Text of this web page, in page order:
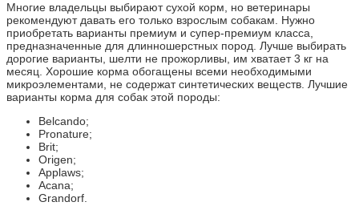
Многие владельцы выбирают сухой корм, но ветеринары
рекомендуют давать его только взрослым собакам. Нужно
приобретать варианты премиум и супер-премиум класса,
предназначенные для длинношерстных пород. Лучше выбирать
дорогие варианты, шелти не прожорливы, им хватает 3 кг на
месяц. Хорошие корма обогащены всеми необходимыми
микроэлементами, не содержат синтетических веществ. Лучшие
варианты корма для собак этой породы:
Belcando;
Pronature;
Brit;
Origen;
Applaws;
Acana;
Grandorf.